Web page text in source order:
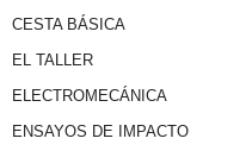
CESTA BÁSICA
EL TALLER
ELECTROMECÁNICA
ENSAYOS DE IMPACTO